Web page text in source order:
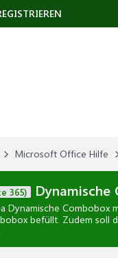
Microsoft Office Hilfe
365)
Dynamische Combobox
befüllt. Zudem soll